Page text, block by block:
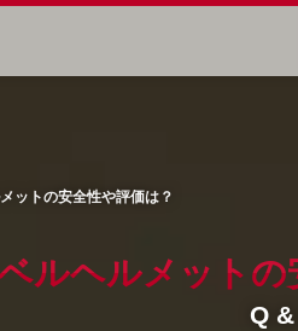
ットの安全性や評価は？
ルヘルメットの
Q